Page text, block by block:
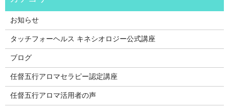
お知らせ
タッチフォーヘルス キネシオロジー公式講座
ブログ
任督五行アロマセラピー認定講座
任督五行アロマ活用者の声